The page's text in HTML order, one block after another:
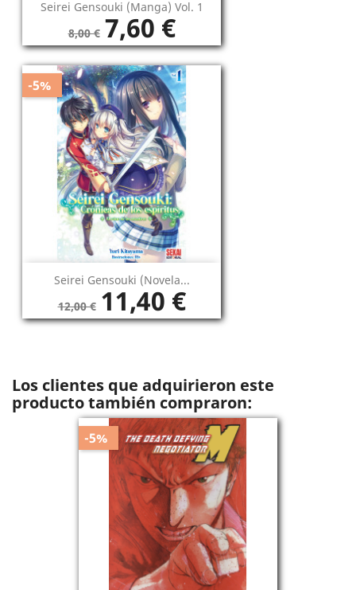
Seirei Gensouki (manga) Vol. 1
8,00 € 7,60 €
Seirei Gensouki (novela...
12,00 € 11,40 €
-5%
Los clientes que adquirieron este
producto también compraron:
-5%